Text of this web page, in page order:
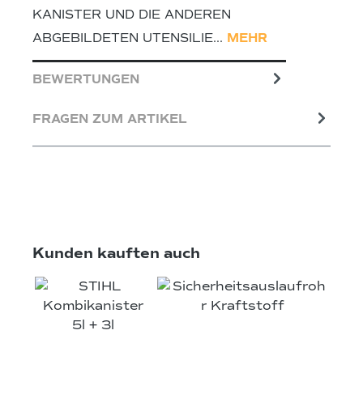
KANISTER UND DIE ANDEREN
ABGEBILDETEN UTENSILIE… MEHR
BEWERTUNGEN
FRAGEN ZUM ARTIKEL
Produktgalerie überspringen
Kunden kauften auch